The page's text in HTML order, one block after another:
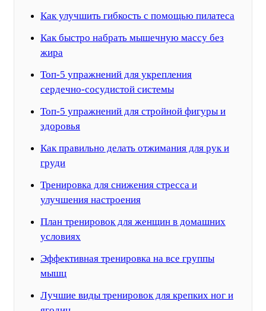
Как улучшить гибкость с помощью пилатеса
Как быстро набрать мышечную массу без
жира
Топ-5 упражнений для укрепления
сердечно-сосудистой системы
Топ-5 упражнений для стройной фигуры и
здоровья
Как правильно делать отжимания для рук и
груди
Тренировка для снижения стресса и
улучшения настроения
План тренировок для женщин в домашних
условиях
Эффективная тренировка на все группы
мышц
Лучшие виды тренировок для крепких ног и